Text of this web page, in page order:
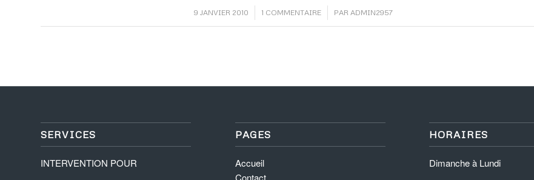
9 JANVIER 2010
/ 1 COMMENTAIRE
/ PAR ADMIN2957
SERVICES
INTERVENTION POUR
PAGES
Accueil
Contact
HORAIRES
Dimanche à Lundi